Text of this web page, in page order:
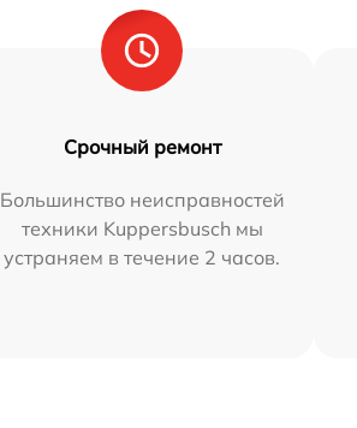
Срочный ремонт
Большинство неисправностей
техники Kuppersbusch мы
устраняем в течение 2 часов.